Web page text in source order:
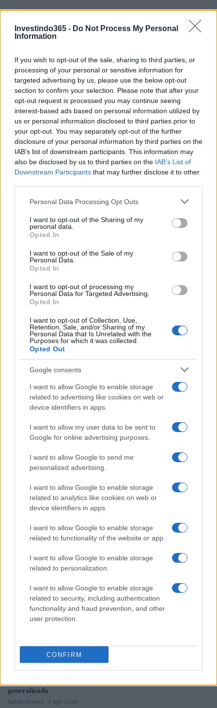
Investindo365 - Do Not Process My Personal
Information
If you wish to opt-out of the sale, sharing to third parties, or
processing of your personal or sensitive information for
targeted advertising by us, please use the below opt-out
section to confirm your selection. Please note that after your
opt-out request is processed you may continue seeing
interest-based ads based on personal information utilized by
us or personal information disclosed to third parties prior to
your opt-out. You may separately opt-out of the further
disclosure of your personal information by third parties on the
IAB’s list of downstream participants. This information may
also be disclosed by us to third parties on the IAB’s List of
Downstream Participants that may further disclose it to other
Please note that this website/app uses one or more Google
not limited to your visit or usage behaviour. You may click to
grant or deny consent to Google and its third-party tags to
use your data for below specified purposes in below Google
consent section.
Personal Data Processing Opt Outs
I want to opt-out of the Sharing of my
personal data.
Opted In
I want to opt-out of the Sale of my
Personal Data.
Opted In
I want to opt-out of processing my
Personal Data for Targeted Advertising.
Opted In
I want to opt-out of Collection, Use,
Retention, Sale, and/or Sharing of my
Personal Data that Is Unrelated with the
Purposes for which it was collected.
Opted Out
Google consents
I want to allow Google to enable storage
related to advertising like cookies on web or
device identifiers in apps.
I want to allow my user data to be sent to
Google for online advertising purposes.
I want to allow Google to send me
personalized advertising.
I want to allow Google to enable storage
related to analytics like cookies on web or
device identifiers in apps.
I want to allow Google to enable storage
related to functionality of the website or app.
I want to allow Google to enable storage
related to personalization.
I want to allow Google to enable storage
related to security, including authentication
functionality and fraud prevention, and other
user protection.
CONFIRM
Continue lendo
Petróleo Brent cai 8.3% e arrasta commodities em agosto de
Rafael Oliveira · 6 ago 2026
NÃO CLASSIFICADO
Tensões diplomáticas entre Brasil e Argentina: o que está em
Rafael Oliveira · 4 ago 2026
generalizada
Rafael Oliveira · 4 ago 2026